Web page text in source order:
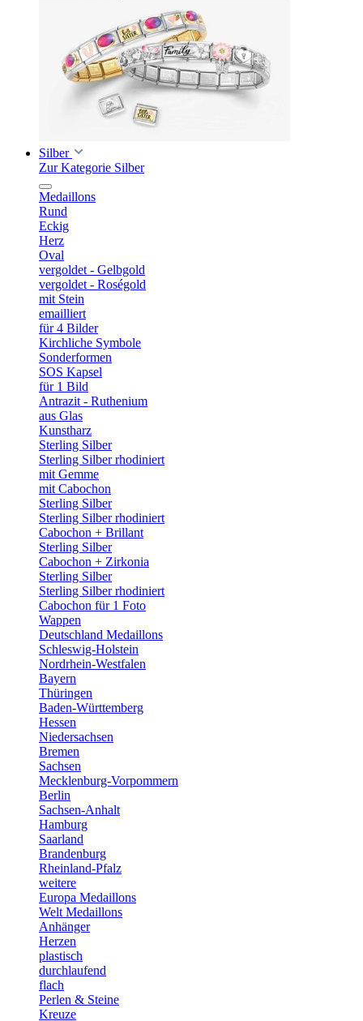
Silber
Zur Kategorie Silber
Medaillons
Rund
Eckig
Herz
Oval
vergoldet - Gelbgold
vergoldet - Roségold
mit Stein
emailliert
für 4 Bilder
Kirchliche Symbole
Sonderformen
SOS Kapsel
für 1 Bild
Antrazit - Ruthenium
aus Glas
Kunstharz
Sterling Silber
Sterling Silber rhodiniert
mit Gemme
mit Cabochon
Sterling Silber
Sterling Silber rhodiniert
Cabochon + Brillant
Sterling Silber
Cabochon + Zirkonia
Sterling Silber
Sterling Silber rhodiniert
Cabochon für 1 Foto
Wappen
Deutschland Medaillons
Schleswig-Holstein
Nordrhein-Westfalen
Bayern
Thüringen
Baden-Württemberg
Hessen
Niedersachsen
Bremen
Sachsen
Mecklenburg-Vorpommern
Berlin
Sachsen-Anhalt
Hamburg
Saarland
Brandenburg
Rheinland-Pfalz
weitere
Europa Medaillons
Welt Medaillons
Anhänger
Herzen
plastisch
durchlaufend
flach
Perlen & Steine
Kreuze